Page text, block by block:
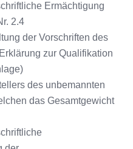
Ermächtigung
2.4
der Vorschriften des
zur Qualifikation
des unbemannten
das Gesamtgewicht